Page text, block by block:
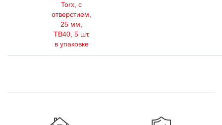
Torx, с
отверстием,
25 мм,
ТВ40, 5 шт.
в упаковке